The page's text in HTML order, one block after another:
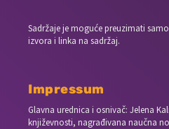
Sadržaje je moguće preuzimati
izvora i linka na sadržaj.
Impressum
Glavna urednica i osnivač: Jelena
književnosti, nagrađivana naučna